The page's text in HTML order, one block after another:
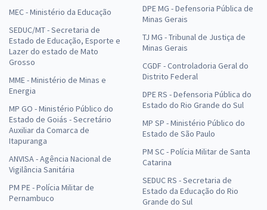
MEC - Ministério da Educação
SEDUC/MT - Secretaria de
Estado de Educação, Esporte e
Lazer do estado de Mato
Grosso
MME - Ministério de Minas e
Energia
MP GO - Ministério Público do
Estado de Goiás - Secretário
Auxiliar da Comarca de
Itapuranga
ANVISA - Agência Nacional de
Vigilância Sanitária
PM PE - Polícia Militar de
Pernambuco
DPE MG - Defensoria Pública de
Minas Gerais
TJ MG - Tribunal de Justiça de
Minas Gerais
CGDF - Controladoria Geral do
Distrito Federal
DPE RS - Defensoria Pública do
Estado do Rio Grande do Sul
MP SP - Ministério Público do
Estado de São Paulo
PM SC - Polícia Militar de Santa
Catarina
SEDUC RS - Secretaria de
Estado da Educação do Rio
Grande do Sul